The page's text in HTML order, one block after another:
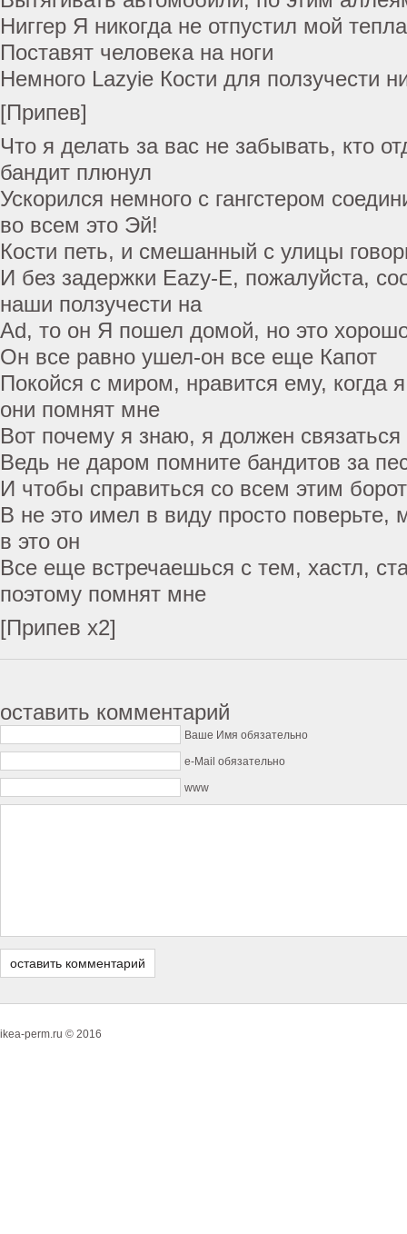
Ниггер Я никогда не отпустил мой тепла
Поставят человека на ноги
Немного Lazyie Кости для ползучести
[Припев]
Что я делать за вас не забывать, кто
бандит плюнул
Ускорился немного с гангстером
во всем это Эй!
Кости петь, и смешанный с улицы
И без задержки Eazy-E, пожалуйста,
наши ползучести на
Ad, то он Я пошел домой, но это
Он все равно ушел-он все еще Капот
Покойся с миром, нравится ему, когда
они помнят мне
Вот почему я знаю, я должен
Ведь не даром помните бандитов за
И чтобы справиться со всем этим
В не это имел в виду просто поверьте,
в это он
Все еще встречаешься с тем, хастл,
поэтому помнят мне
[Припев х2]
оставить комментарий
Ваше Имя обязательно
e-Mail обязательно
www
ikea-perm.ru © 2016